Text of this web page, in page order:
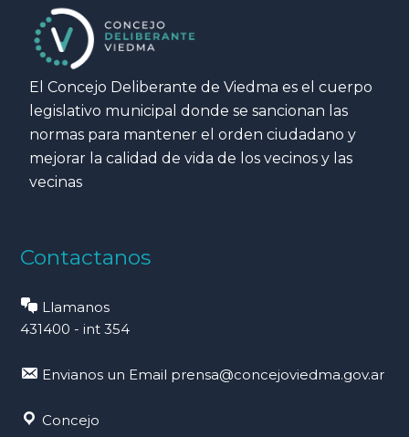
El Concejo Deliberante de Viedma es el cuerpo
legislativo municipal donde se sancionan las
normas para mantener el orden ciudadano y
mejorar la calidad de vida de los vecinos y las
vecinas
Contactanos
Llamanos
431400 - int 354
Envianos un Email prensa@concejoviedma.gov.ar
Concejo